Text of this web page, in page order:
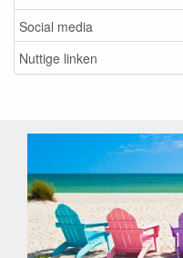
Social media
Nuttige linken